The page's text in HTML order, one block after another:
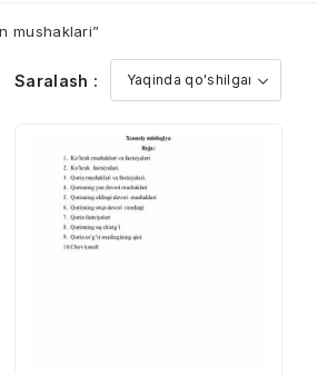
mushaklari”
Saralash :